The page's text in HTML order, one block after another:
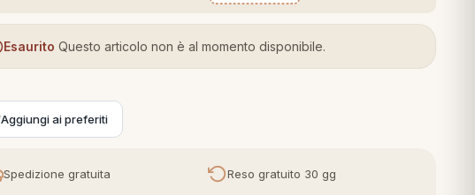
Esaurito Questo articolo non è al momento disponibile.
Aggiungi ai preferiti
Spedizione gratuita Reso gratuito 30 gg